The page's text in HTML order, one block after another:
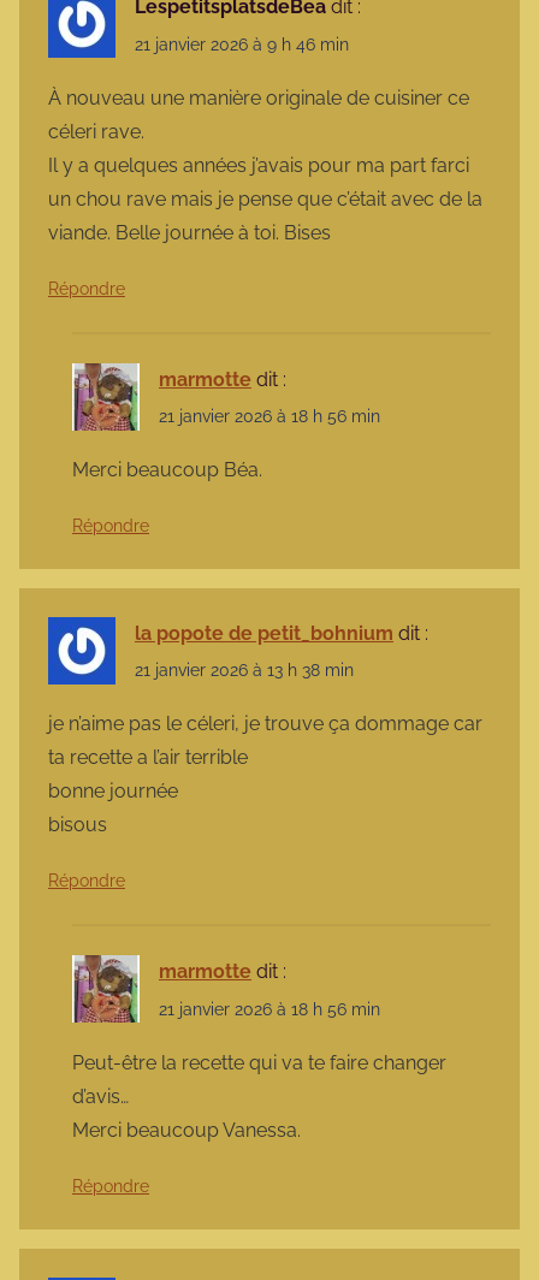
LespetitsplatsdeBea dit :
21 janvier 2026 à 9 h 46 min
À nouveau une manière originale de cuisiner ce
céleri rave.
Il y a quelques années j’avais pour ma part farci
un chou rave mais je pense que c’était avec de la
viande. Belle journée à toi. Bises
Répondre
marmotte dit :
21 janvier 2026 à 18 h 56 min
Merci beaucoup Béa.
Répondre
la popote de petit_bohnium dit :
21 janvier 2026 à 13 h 38 min
je n’aime pas le céleri, je trouve ça dommage car
ta recette a l’air terrible
bonne journée
bisous
Répondre
marmotte dit :
21 janvier 2026 à 18 h 56 min
Peut-être la recette qui va te faire changer
d’avis…
Merci beaucoup Vanessa.
Répondre